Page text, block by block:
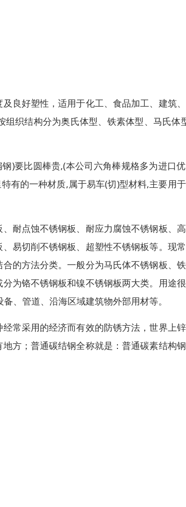
良好塑性，适用于化工、食品加工、建筑
织结构分为奥氏体型、铁素体型、马氏体
)要比圆棒贵,(本公司六角棒规格多为进口
有的一种材质,属于易车(切)型材料,主要用
耐点蚀不锈钢板、耐应力腐蚀不锈钢板、
易切削不锈钢板、超塑性不锈钢板等。现
的方法分类。一般分为马氏体不锈钢板、
为铬不锈钢板和镍不锈钢板两大类。用途
、管道、沿海区域建筑物外部用材等。
常采用的经济而有效的防锈方法，世界上
方；普通碳结钢全称就是：普通碳素结构